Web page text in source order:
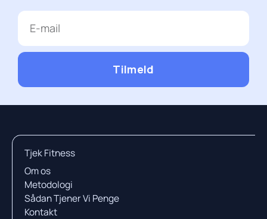
E-
mail
Tilmeld
Tjek Fitness
Om os
Metodologi
Sådan Tjener Vi Penge
Kontakt